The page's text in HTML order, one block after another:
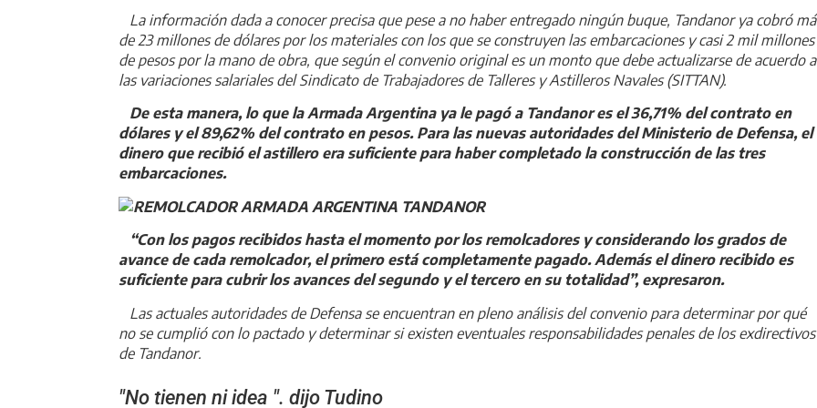
La información dada a conocer precisa que pese a no haber entregado ningún buque, Tandanor ya cobró
de 23 millones de dólares por los materiales con los que se construyen las embarcaciones y casi 2 mil millones
de pesos por la mano de obra, que según el convenio original es un monto que debe actualizarse de acuerdo a
las variaciones salariales del Sindicato de Trabajadores de Talleres y Astilleros Navales (SITTAN).
De esta manera, lo que la Armada Argentina ya le pagó a Tandanor es el 36,71% del contrato en
dólares y el 89,62% del contrato en pesos. Para las nuevas autoridades del Ministerio de Defensa, el
dinero que recibió el astillero era suficiente para haber completado la construcción de las tres
embarcaciones.
“Con los pagos recibidos hasta el momento por los remolcadores y considerando los grados de
avance de cada remolcador, el primero está completamente pagado. Además el dinero recibido es
suficiente para cubrir los avances del segundo y el tercero en su totalidad”, expresaron.
Las actuales autoridades de Defensa se encuentran en pleno análisis del convenio para determinar por qué
no se cumplió con lo pactado y determinar si existen eventuales responsabilidades penales de los exdirectivos
de Tandanor.
"No tienen ni idea ". dijo Tudino